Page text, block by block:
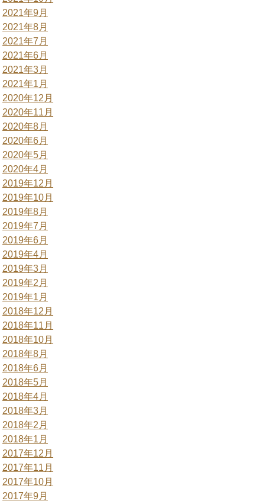
2021年9月
2021年8月
2021年7月
2021年6月
2021年3月
2021年1月
2020年12月
2020年11月
2020年8月
2020年6月
2020年5月
2020年4月
2019年12月
2019年10月
2019年8月
2019年7月
2019年6月
2019年4月
2019年3月
2019年2月
2019年1月
2018年12月
2018年11月
2018年10月
2018年8月
2018年6月
2018年5月
2018年4月
2018年3月
2018年2月
2018年1月
2017年12月
2017年11月
2017年10月
2017年9月